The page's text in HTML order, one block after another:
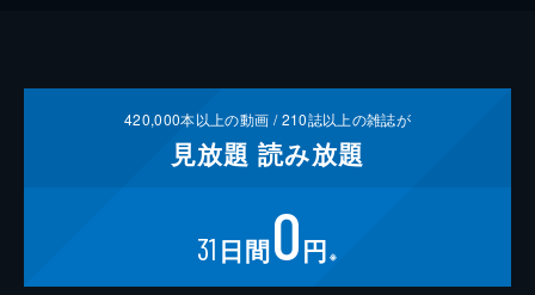
420,000本以上の動画 /210誌以上の雑誌が
見放題 読み放題
31 日間0円 ※